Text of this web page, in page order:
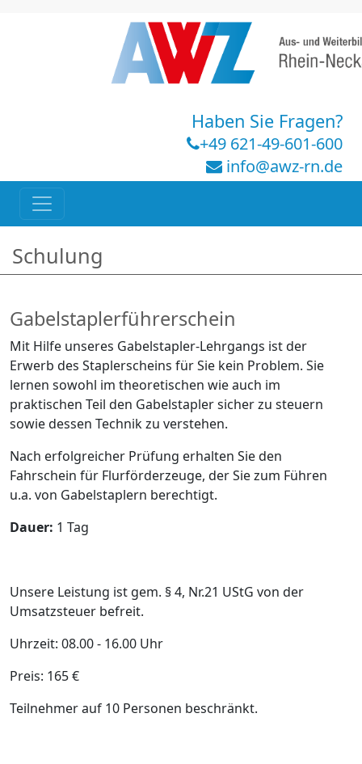
Haben Sie Fragen?
+49 621-49-601-600
info@awz-rn.de
Schulung
Gabelstaplerführerschein
Mit Hilfe unseres Gabelstapler-Lehrgangs ist der
Erwerb des Staplerscheins für Sie kein Problem. Sie
lernen sowohl im theoretischen wie auch im
praktischen Teil den Gabelstapler sicher zu steuern
sowie dessen Technik zu verstehen.
Nach erfolgreicher Prüfung erhalten Sie den
Fahrschein für Flurförderzeuge, der Sie zum Führen
u.a. von Gabelstaplern berechtigt.
Dauer: 1 Tag
Unsere Leistung ist gem. § 4, Nr.21 UStG von der
Umsatzsteuer befreit.
Uhrzeit: 08.00 - 16.00 Uhr
Preis: 165 €
Teilnehmer auf 10 Personen beschränkt.